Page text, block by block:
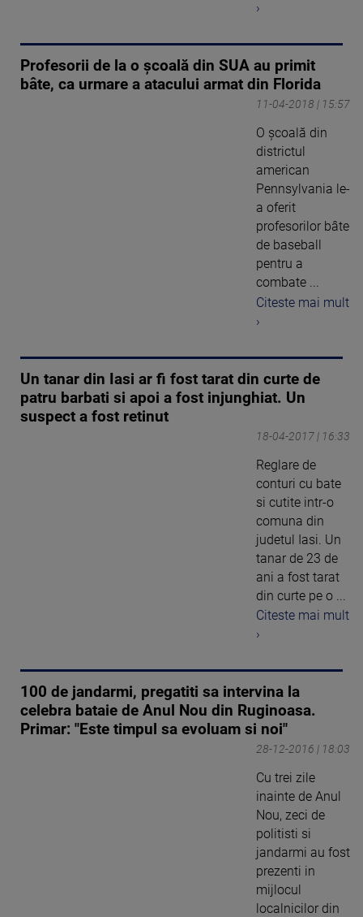
›
Profesorii de la o școală din SUA au primit
bâte, ca urmare a atacului armat din Florida
11-04-2018 | 15:57
O şcoală din
districtul
american
Pennsylvania le-
a oferit
profesorilor bâte
de baseball
pentru a
combate ...
Citeste mai mult
›
Un tanar din Iasi ar fi fost tarat din curte de
patru barbati si apoi a fost injunghiat. Un
suspect a fost retinut
18-04-2017 | 16:33
Reglare de
conturi cu bate
si cutite intr-o
comuna din
judetul Iasi. Un
tanar de 23 de
ani a fost tarat
din curte pe o ...
Citeste mai mult
›
100 de jandarmi, pregatiti sa intervina la
celebra bataie de Anul Nou din Ruginoasa.
Primar: "Este timpul sa evoluam si noi"
28-12-2016 | 18:03
Cu trei zile
inainte de Anul
Nou, zeci de
politisti si
jandarmi au fost
prezenti in
mijlocul
localnicilor din